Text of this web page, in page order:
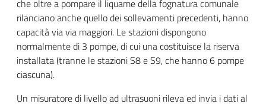
che oltre a pompare il liquame della fognatura comunale
rilanciano anche quello dei sollevamenti precedenti, hanno
capacità via via maggiori. Le stazioni dispongono
normalmente di 3 pompe, di cui una costituisce la riserva
installata (tranne le stazioni S8 e S9, che hanno 6 pompe
ciascuna).
Un misuratore di livello ad ultrasuoni rileva ed invia i dati al